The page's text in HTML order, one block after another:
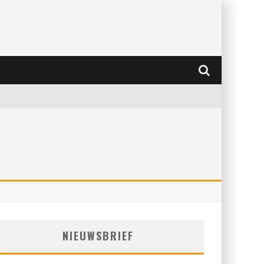
NIEUWSBRIEF